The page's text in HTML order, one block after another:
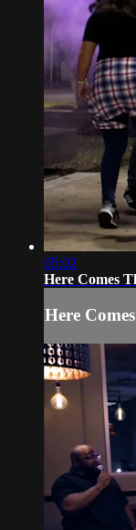
05:02
Here Comes
Here